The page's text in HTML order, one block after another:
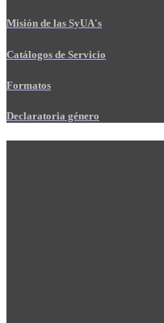
Misión de las SyUA's
Catálogos de Servicio
Formatos
Declaratoria género